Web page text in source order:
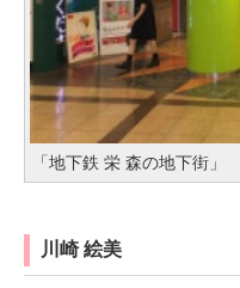
「地下鉄 栄 森の地下街」
川崎 絵美